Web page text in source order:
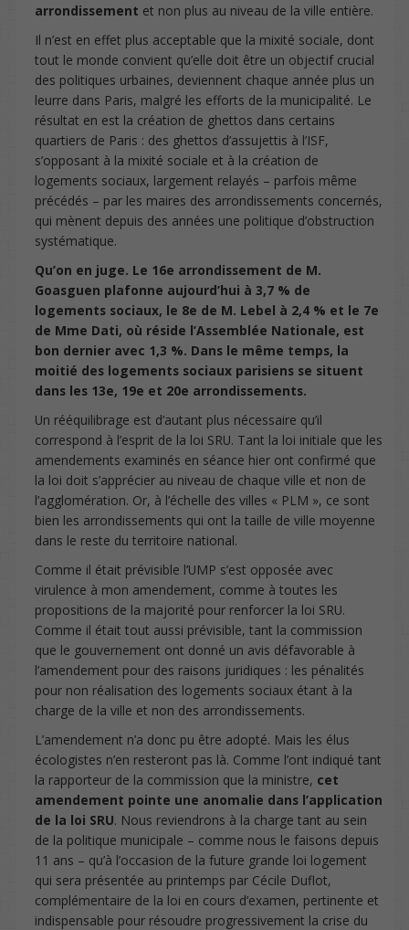
arrondissement et non plus au niveau de la ville entière.
Il n’est en effet plus acceptable que la mixité sociale, dont
tout le monde convient qu’elle doit être un objectif crucial
des politiques urbaines, deviennent chaque année plus un
leurre dans Paris, malgré les efforts de la municipalité. Le
résultat en est la création de ghettos dans certains
quartiers de Paris : des ghettos d’assujettis à l’ISF,
s’opposant à la mixité sociale et à la création de
logements sociaux, largement relayés – parfois même
précédés – par les maires des arrondissements concernés,
qui mènent depuis des années une politique d’obstruction
systématique.
Qu’on en juge. Le 16e arrondissement de M.
Goasguen plafonne aujourd’hui à 3,7 % de
logements sociaux, le 8e de M. Lebel à 2,4 % et le 7e
de Mme Dati, où réside l’Assemblée Nationale, est
bon dernier avec 1,3 %. Dans le même temps, la
moitié des logements sociaux parisiens se situent
dans les 13e, 19e et 20e arrondissements.
Un rééquilibrage est d’autant plus nécessaire qu’il
correspond à l’esprit de la loi SRU. Tant la loi initiale que les
amendements examinés en séance hier ont confirmé que
la loi doit s’apprécier au niveau de chaque ville et non de
l’agglomération. Or, à l’échelle des villes « PLM », ce sont
bien les arrondissements qui ont la taille de ville moyenne
dans le reste du territoire national.
Comme il était prévisible l’UMP s’est opposée avec
virulence à mon amendement, comme à toutes les
propositions de la majorité pour renforcer la loi SRU.
Comme il était tout aussi prévisible, tant la commission
que le gouvernement ont donné un avis défavorable à
l’amendement pour des raisons juridiques : les pénalités
pour non réalisation des logements sociaux étant à la
charge de la ville et non des arrondissements.
L’amendement n’a donc pu être adopté. Mais les élus
écologistes n’en resteront pas là. Comme l’ont indiqué tant
la rapporteur de la commission que la ministre, cet
amendement pointe une anomalie dans l’application
de la loi SRU. Nous reviendrons à la charge tant au sein
de la politique municipale – comme nous le faisons depuis
11 ans – qu’à l’occasion de la future grande loi logement
qui sera présentée au printemps par Cécile Duflot,
complémentaire de la loi en cours d’examen, pertinente et
indispensable pour résoudre progressivement la crise du